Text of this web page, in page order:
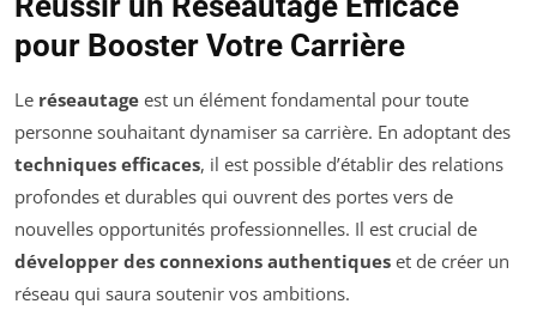
pour Booster Votre Carrière
Le réseautage est un élément fondamental pour toute
personne souhaitant dynamiser sa carrière. En adoptant des
techniques efficaces, il est possible d’établir des relations
profondes et durables qui ouvrent des portes vers de
nouvelles opportunités professionnelles. Il est crucial de
développer des connexions authentiques et de créer un
réseau qui saura soutenir vos ambitions.